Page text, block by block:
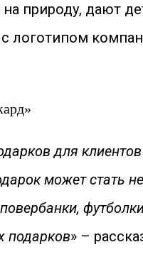
природу, дают
логотипом
для
может стать
подарков» –